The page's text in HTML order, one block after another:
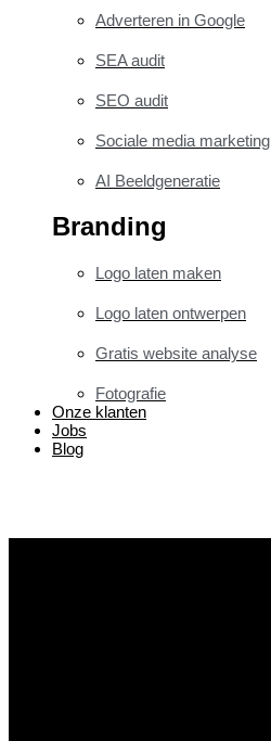
Adverteren in Google
SEA audit
SEO audit
Sociale media marketing
AI Beeldgeneratie
Branding
Logo laten maken
Logo laten ontwerpen
Gratis website analyse
Fotografie
Onze klanten
Jobs
Blog